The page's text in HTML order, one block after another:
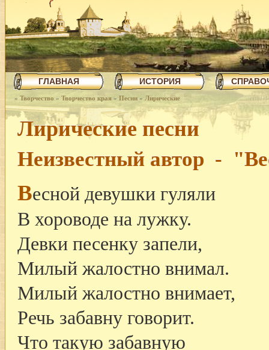
ГЛАВНАЯ ИСТОРИЯ
» Творчество » Творчество края » Песни » Лирические
Лирические песни
Неизвестный автор -
Весной девушки гуляли
В хороводе на лужку.
Девки песенку запели,
Милый жалостно внимал.
Милый жалостно внимает,
Речь забавну говорит.
Что такую забавную